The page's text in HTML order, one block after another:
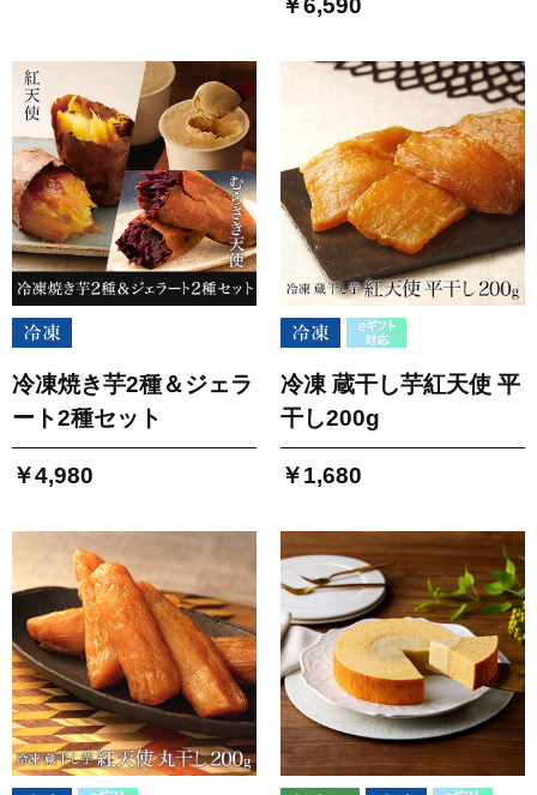
冷凍焼き芋2種＆ジェラ
ート2種セット
￥4,980
冷凍 蔵干し芋紅天使 平
干し200g
￥1,680